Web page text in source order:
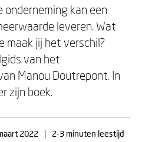
onderneming kan een
leveren. Wat
maak jij het verschil?
van het
Manou Doutrepont. In
zijn boek.
2022 | 2-3 minuten leestijd